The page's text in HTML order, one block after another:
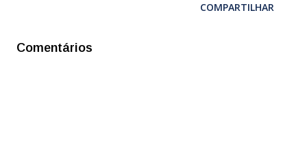
COMPARTILHAR
Comentários